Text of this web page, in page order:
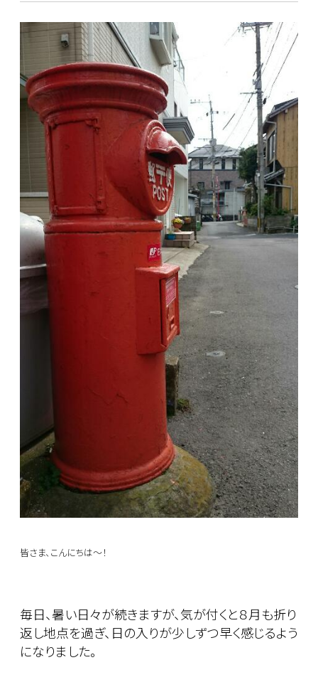
皆さま、こんにちは～！
毎日、暑い日々が続きますが、気が付くと８月も折り
返し地点を過ぎ、日の入りが少しずつ早く感じるよう
になりました。